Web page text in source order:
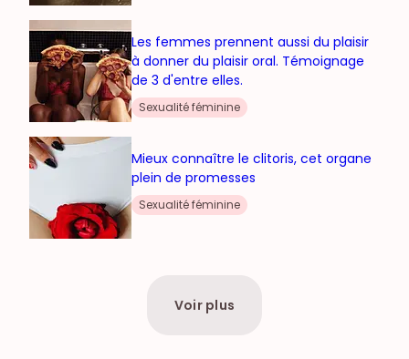
Les femmes prennent aussi du plaisir
à donner du plaisir oral. Témoignage
de 3 d'entre elles.
Sexualité féminine
Mieux connaître le clitoris, cet organe
plein de promesses
Sexualité féminine
Voir plus